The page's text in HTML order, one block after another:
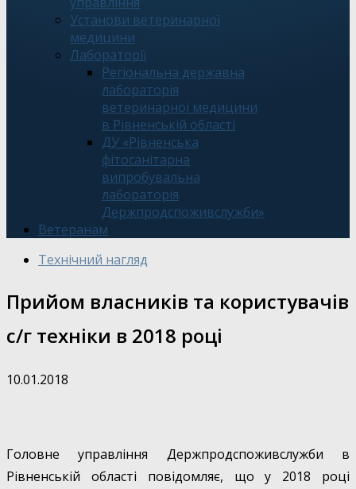
Установи ветеринарної
медицини
Лабораторії
Регіональна державна
лабораторія
ветеринарної медицини
в Рівненській області
ДУ «Рівненська
фітосанітарна
випробувальна
лабораторія
Держпродспоживслужби»
Ветеранам
Технічний нагляд
Прийом власників та користувачів
с/г техніки в 2018 році
10.01.2018
Головне управління Держпродспоживслужби в
Рівненській області повідомляє, що у 2018 році